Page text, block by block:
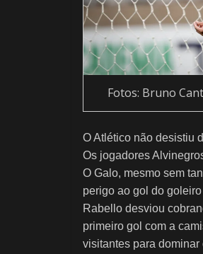
Fotos: Bruno
O Atlético não desistiu
Os jogadores
O Galo, mesmo sem
perigo ao gol do
Rabello desviou
primeiro gol com a
visitantes para